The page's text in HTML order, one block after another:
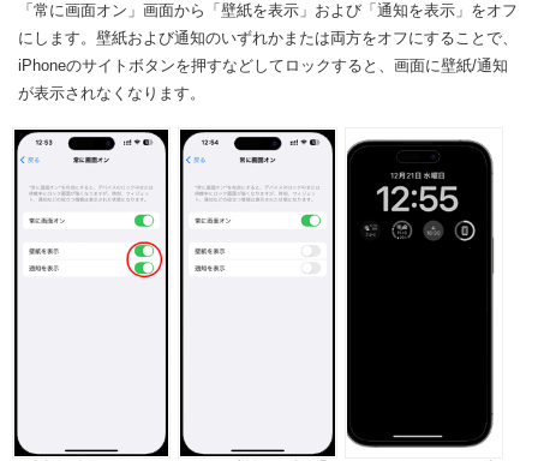
「常に画面オン」画面から「壁紙を表示」および「通知を表示」をオフ
にします。壁紙および通知のいずれかまたは両方をオフにすることで、
iPhoneのサイトボタンを押すなどしてロックすると、画面に壁紙/通知
が表示されなくなります。